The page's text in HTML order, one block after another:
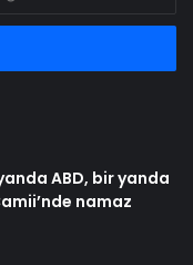
ABD, bir yanda
namaz